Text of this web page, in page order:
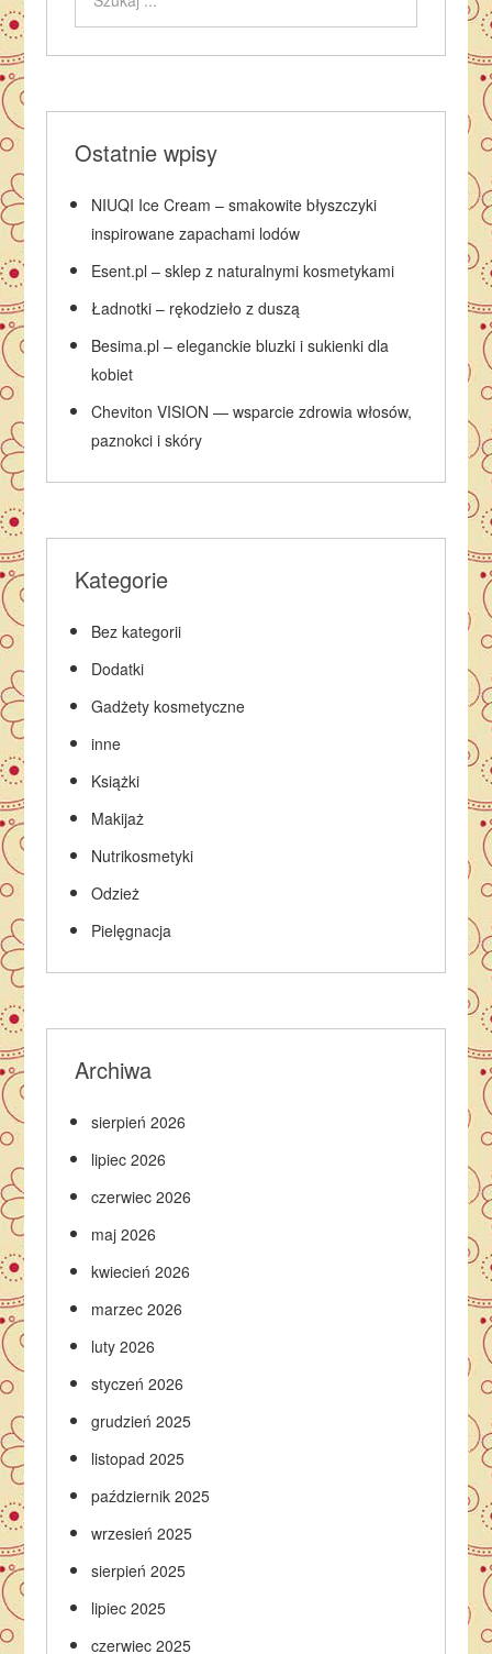
Ostatnie wpisy
NIUQI Ice Cream – smakowite błyszczyki
inspirowane zapachami lodów
Esent.pl – sklep z naturalnymi kosmetykami
Ładnotki – rękodzieło z duszą
Besima.pl – eleganckie bluzki i sukienki dla
kobiet
Cheviton VISION — wsparcie zdrowia włosów,
paznokci i skóry
Kategorie
Bez kategorii
Dodatki
Gadżety kosmetyczne
inne
Książki
Makijaż
Nutrikosmetyki
Odzież
Pielęgnacja
Archiwa
sierpień 2026
lipiec 2026
czerwiec 2026
maj 2026
kwiecień 2026
marzec 2026
luty 2026
styczeń 2026
grudzień 2025
listopad 2025
październik 2025
wrzesień 2025
sierpień 2025
lipiec 2025
czerwiec 2025